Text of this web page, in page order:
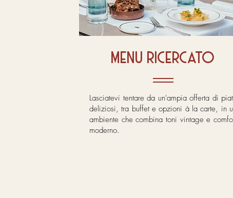
menu ricercato
Lasciatevi tentare da un'ampia offerta di
deliziosi, tra buffet e opzioni à la carte, in
ambiente che combina toni vintage e
moderno.